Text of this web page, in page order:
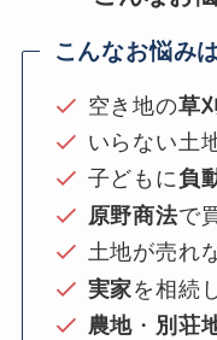
こんなお悩み
空き地の草
いらない土
子どもに負
原野商法で
土地が売れ
実家を相続
農地 ・ 別荘